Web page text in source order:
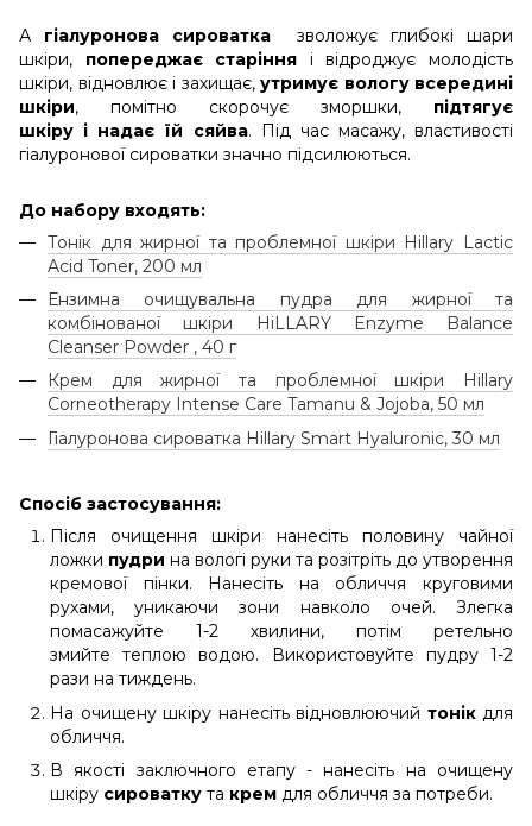
А гіалуронова сироватка зволожує глибокі шари
шкіри, попереджає старіння і відроджує молодість
шкіри, відновлює і захищає, утримує вологу всередині
шкіри, помітно скорочує зморшки, підтягує
шкіру і надає їй сяйва. Під час масажу, властивості
гіалуронової сироватки значно підсилюються.
До набору входять:
Тонік для жирної та проблемної шкіри Hillary Lactic
Aсid Toner, 200 мл
Ензимна очищувальна пудра для жирної та
комбінованої шкіри HiLLARY Enzyme Balance
Cleanser Powder , 40 г
Крем для жирної та проблемної шкіри Hillary
Corneotherapy Intense Сare Tamanu & Jojoba, 50 мл
Гіалуронова сироватка Hillary Smart Hyaluronic, 30 мл
Спосіб застосування:
Після очищення шкіри нанесіть половину чайної
ложки пудри на вологі руки та розітріть до утворення
кремової пінки. Нанесіть на обличчя круговими
рухами, уникаючи зони навколо очей. Злегка
помасажуйте 1-2 хвилини, потім ретельно
змийте теплою водою. Використовуйте пудру 1-2
рази на тиждень.
На очищену шкіру нанесіть відновлюючий тонік для
обличчя.
В якості заключного етапу - нанесіть на очищену
шкіру сироватку та крем для обличчя за потреби.